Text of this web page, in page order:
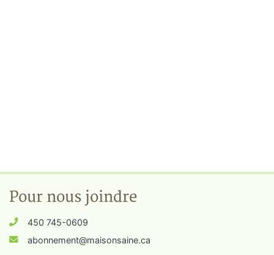
Pour nous joindre
450 745-0609
abonnement@maisonsaine.ca